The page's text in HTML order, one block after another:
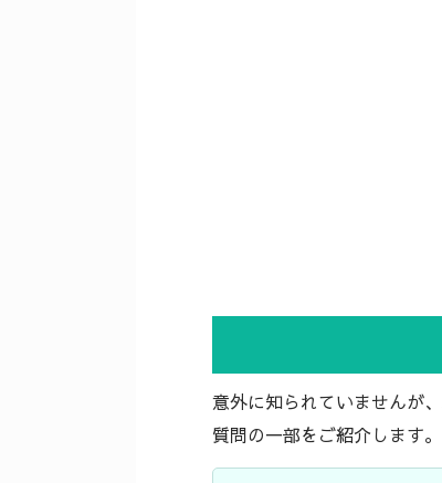
意外に知られていませんが
質問の一部をご紹介します。